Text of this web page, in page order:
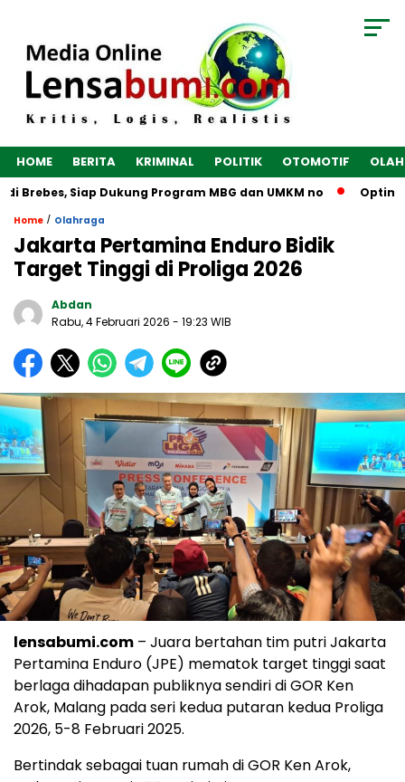
HOME BERITA KRIMINAL POLITIK OTOMOTIF
Siap Dukung Program MBG dan UMKM no
Home / Olahraga
Jakarta Pertamina Enduro Bidik
Target Tinggi di Proliga 2026
Abdan
Rabu, 4 Februari 2026 - 19:23 WIB
lensabumi.com – Juara bertahan tim putri Jakarta
Pertamina Enduro (JPE) mematok target tinggi saat
berlaga dihadapan publiknya sendiri di GOR Ken
Arok, Malang pada seri kedua putaran kedua Proliga
2026, 5-8 Februari 2025.
Bertindak sebagai tuan rumah di GOR Ken Arok,